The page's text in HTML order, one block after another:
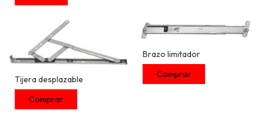
Tijera desplazable
Brazo limitador